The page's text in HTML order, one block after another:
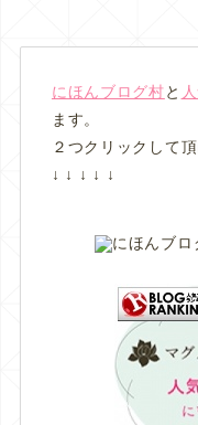
にほんブログ村と
ます。
２つクリックして
↓ ↓ ↓ ↓ ↓